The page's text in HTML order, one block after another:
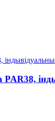
PAR38,